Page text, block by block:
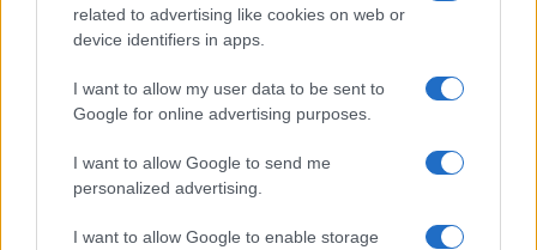
related to advertising like cookies on web or
device identifiers in apps.
I want to allow my user data to be sent to
Google for online advertising purposes.
I want to allow Google to send me
personalized advertising.
I want to allow Google to enable storage